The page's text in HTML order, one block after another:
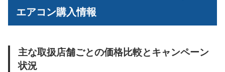
エアコン購入情報
主な取扱店舗ごとの価格比較とキャンペーン
状況